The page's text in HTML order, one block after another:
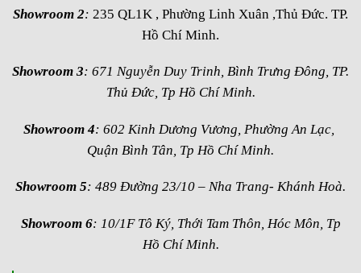
Showroom 2: 235 QL1K , Phường Linh Xuân ,Thủ Đức. TP.
Hồ Chí Minh.
Showroom 3: 671 Nguyễn Duy Trinh, Bình Trưng Đông, TP.
Thủ Đức, Tp Hồ Chí Minh.
Showroom 4: 602 Kinh Dương Vương, Phường An Lạc,
Quận Bình Tân, Tp Hồ Chí Minh.
Showroom 5: 489 Đường 23/10 – Nha Trang- Khánh Hoà.
Showroom 6: 10/1F Tô Ký, Thới Tam Thôn, Hóc Môn, Tp
Hồ Chí Minh.